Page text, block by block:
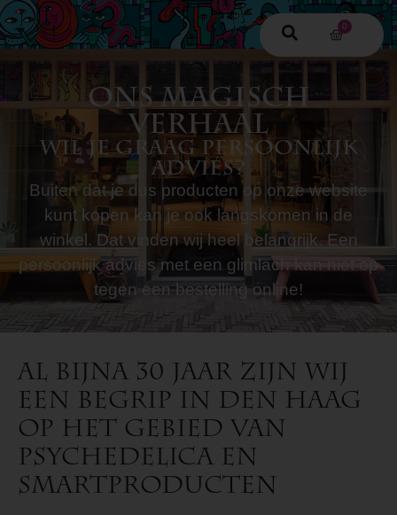
0
Ons magisch
verhaal
Wil je graag persoonlijk
advies?
Buiten dat je dus producten op onze website
kunt kopen kan je ook langskomen in de
winkel. Dat vinden wij heel belangrijk. Een
persoonlijk advies met een glimlach kan niet op
tegen een bestelling online!
Al bijna 30 jaar zijn wij
een begrip in Den Haag
op het gebied van
psychedelica en
smartproducten